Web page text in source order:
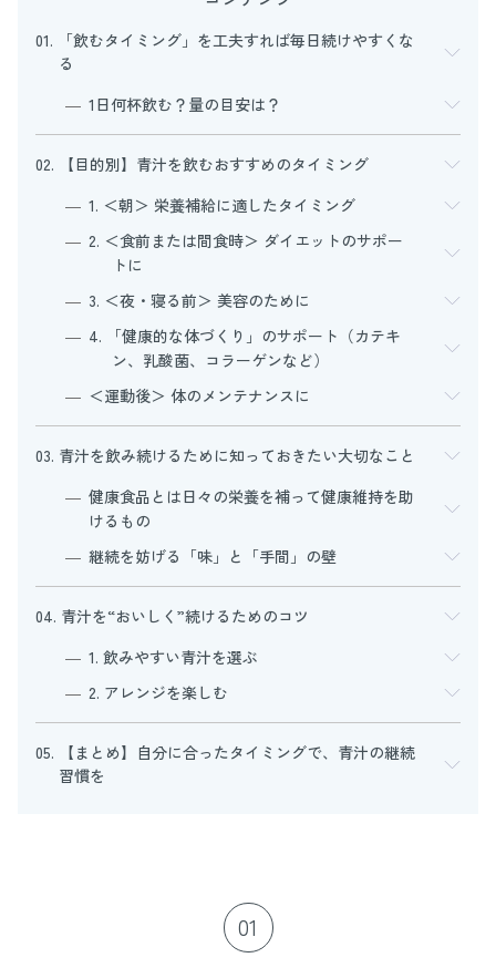
めますが、栄養補給やダイエットなどの目的ごとに適したタイミ
ングで摂れば、より青汁を役立てることができるでしょう。継続
習慣のために知っておきたい飲み方のコツを詳しく紹介します。
01. 「飲むタイミング」を工夫すれば毎日続けやすくな
る
1日何杯飲む？量の目安は？
02. 【目的別】青汁を飲むおすすめのタイミング
1. ＜朝＞ 栄養補給に適したタイミング
2. ＜食前または間食時＞ ダイエットのサポー
トに
3. ＜夜・寝る前＞ 美容のために
4. 「健康的な体づくり」のサポート（カテキ
ン、乳酸菌、コラーゲンなど）
＜運動後＞ 体のメンテナンスに
03. 青汁を飲み続けるために知っておきたい大切なこと
健康食品とは日々の栄養を補って健康維持を助
けるもの
継続を妨げる「味」と「手間」の壁
04. 青汁を“おいしく”続けるためのコツ
1. 飲みやすい青汁を選ぶ
2. アレンジを楽しむ
05. 【まとめ】自分に合ったタイミングで、青汁の継続
習慣を
01